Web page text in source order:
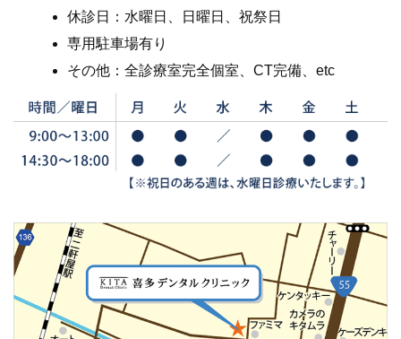
休診日：水曜日、日曜日、祝祭日
専用駐車場有り
その他：全診療室完全個室、CT完備、etc